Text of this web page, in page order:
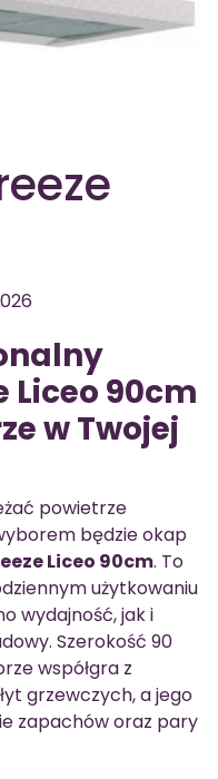
Liceo 90cm
w Twojej
powietrze
będzie okap
Liceo 90cm. To
użytkowaniu
wydajność, jak i
Szerokość 90
współgra z
grzewczych, a jego
zapachów oraz pary